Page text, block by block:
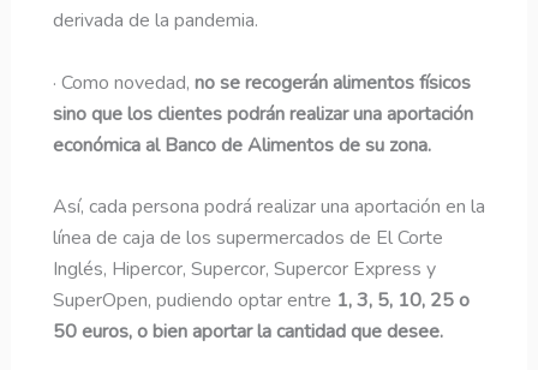
derivada de la pandemia.
· Como novedad, no se recogerán alimentos físicos
sino que los clientes podrán realizar una aportación
económica al Banco de Alimentos de su zona.
Así, cada persona podrá realizar una aportación en la
línea de caja de los supermercados de El Corte
Inglés, Hipercor, Supercor, Supercor Express y
SuperOpen, pudiendo optar entre 1, 3, 5, 10, 25 o
50 euros, o bien aportar la cantidad que desee.